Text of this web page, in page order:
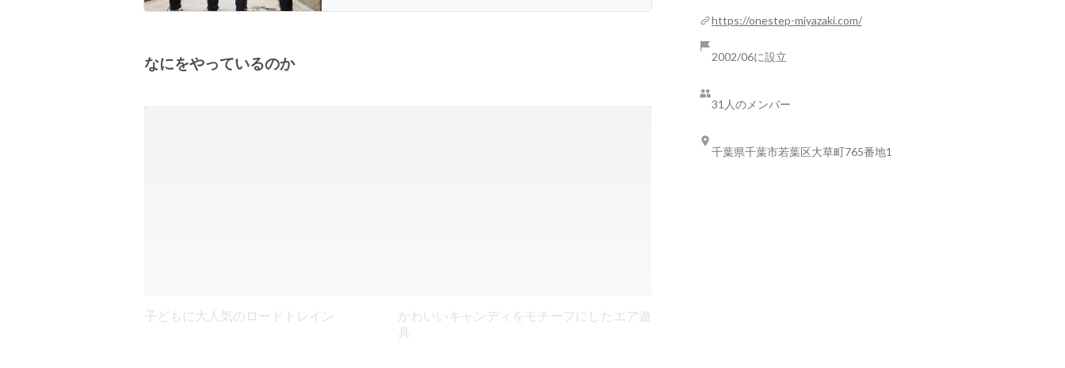
なにをやっているのか
子どもに大人気のロードトレイン
かわいいキャンディをモチーフにしたエア遊
具
https://onestep-miyazaki.com/
2002/06に設立
31人のメンバー
千葉県千葉市若葉区大草町765番地1